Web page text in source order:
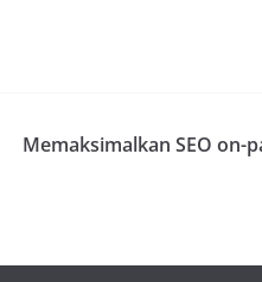
Memaksimalkan SEO on-